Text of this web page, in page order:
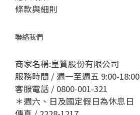
條款與細則
聯絡我們
商家名稱:皇贊股份有限公司
服務時間 / 週一至週五 9:00-18:00
客服電話 / 0800-001-321
＊週六、日及國定假日為休息日